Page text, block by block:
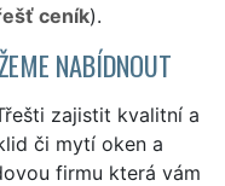
ceník).
NABÍDNOUT
zajistit kvalitní a
či mytí oken a
firmu která vám